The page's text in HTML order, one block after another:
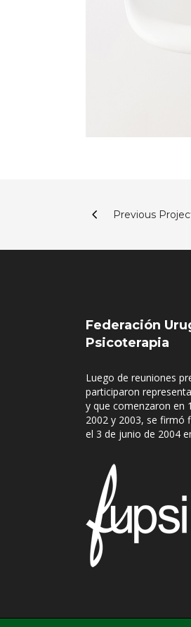
Previous
Federación
Psicoterapia
Luego de reuniones
participaron
y que comenzaron en
2002 y 2003, se firmó
el 3 de junio de 2004